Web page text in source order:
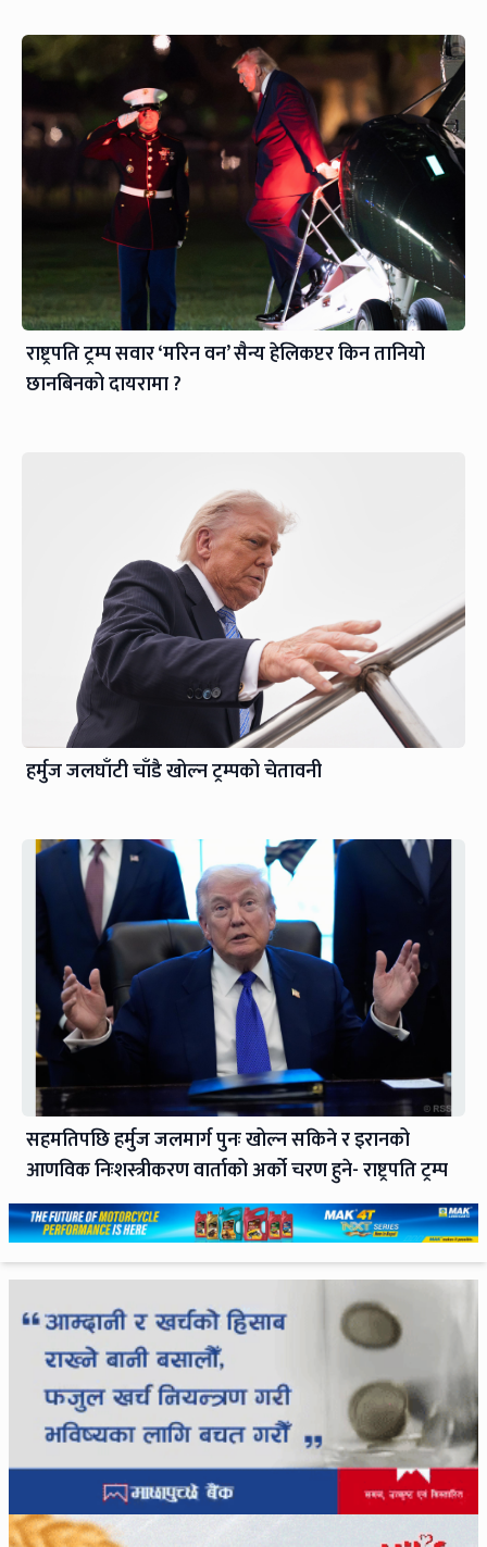
राष्ट्रपति ट्रम्प सवार ‘मरिन वन’ सैन्य हेलिकप्टर किन तानियो
छानबिनको दायरामा ?
हर्मुज जलघाँटी चाँडै खोल्न ट्रम्पको चेतावनी
सहमतिपछि हर्मुज जलमार्ग पुनः खोल्न सकिने र इरानको
आणविक निःशस्त्रीकरण वार्ताको अर्को चरण हुने- राष्ट्रपति ट्रम्प